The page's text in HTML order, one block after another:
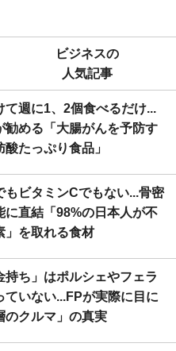
ビジネスの
人気記事
て週に1、2個食べるだけ...
勧める「大腸がんを予防す
たっぷり食品」
もビタミンCでもない...骨密
に直結「98%の日本人が不
」を取れる食材
持ち」はポルシェやフェラ
ていない...FPが実際に目に
のクルマ」の真実